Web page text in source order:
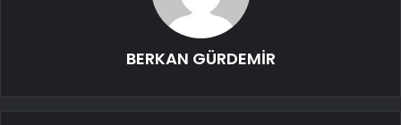
BERKAN GÜRDEMİR